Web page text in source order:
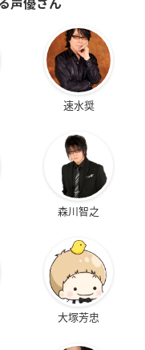
声優さん
速水奨
森川智之
大塚芳忠